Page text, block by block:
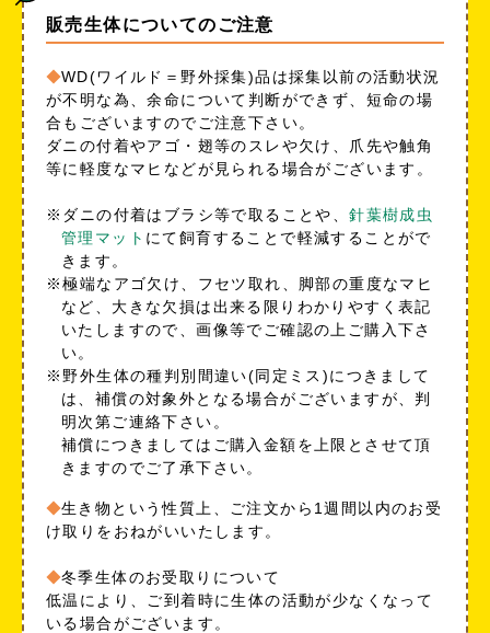
販売生体についてのご注意
WD(ワイルド＝野外採集)品は採集以前の活動状況
が不明な為、余命について判断ができず、短命の場
合もございますのでご注意下さい。
ダニの付着やアゴ・翅等のスレや欠け、爪先や触角
等に軽度なマヒなどが見られる場合がございます。
※ダニの付着はブラシ等で取ることや、針葉樹成虫
管理マット にて飼育することで軽減することがで
きます。
※極端なアゴ欠け、フセツ取れ、脚部の重度なマヒ
など、大きな欠損は出来る限りわかりやすく表記
いたしますので、画像等でご確認の上ご購入下さ
い。
※野外生体の種判別間違い(同定ミス)につきまして
は、補償の対象外となる場合がございますが、判
明次第ご連絡下さい。
補償につきましてはご購入金額を上限とさせて頂
きますのでご了承下さい。
生き物という性質上、ご注文から1週間以内のお受
け取りをおねがいいたします。
冬季生体のお受取りについて
低温により、ご到着時に生体の活動が少なくなって
いる場合がございます。